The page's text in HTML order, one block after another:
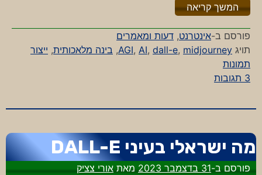
המשך קריאה"%s"
פורסם ב-אינטרנט, דעות ומאמרים
תויג
AGI, AI, dall-e, midjourney
, בינה מלאכותית, ייצור
תמונות
3 תגובות
על
אראה
את
של
מידג'רני
מה ישראלי בעיני DALL-E
פורסם ב-31 בדצמבר 2023 מאתאורי צציק